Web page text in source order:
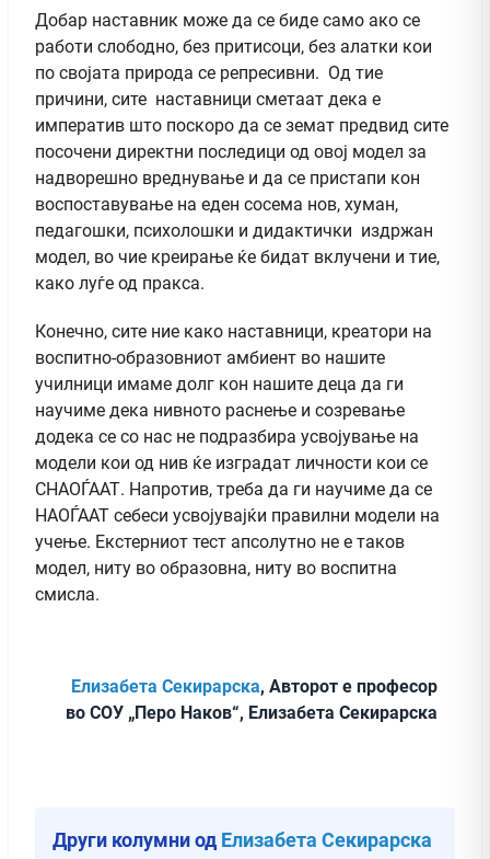
Добар наставник може да се биде само ако се
работи слободно, без притисоци, без алатки кои
по својата природа се репресивни. Од тие
причини, сите наставници сметаат дека е
императив што поскоро да се земат предвид сите
посочени директни последици од овој модел за
надворешно вреднување и да се пристапи кон
воспоставување на еден сосема нов, хуман,
педагошки, психолошки и дидактички издржан
модел, во чие креирање ќе бидат вклучени и тие,
како луѓе од пракса.
Конечно, сите ние како наставници, креатори на
воспитно-образовниот амбиент во нашите
училници имаме долг кон нашите деца да ги
научиме дека нивното раснење и созревање
додека се со нас не подразбира усвојување на
модели кои од нив ќе изградат личности кои се
СНАОЃААТ. Напротив, треба да ги научиме да се
НАОЃААТ себеси усвојувајќи правилни модели на
учење. Екстерниот тест апсолутно не е таков
модел, ниту во образовна, ниту во воспитна
смисла.
Елизабета Секирарска, Авторот е професор
во СОУ „Перо Наков“, Елизабета Секирарска
Други колумни од Елизабета Секирарска